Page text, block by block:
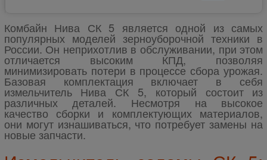
Комбайн Нива СК 5 является одной из самых
популярных моделей зерноуборочной техники в
России. Он неприхотлив в обслуживании, при этом
отличается высоким КПД, позволяя
минимизировать потери в процессе сбора урожая.
Базовая комплектация включает в себя
измельчитель Нива СК 5, который состоит из
различных деталей. Несмотря на высокое
качество сборки и комплектующих материалов,
они могут изнашиваться, что потребует замены на
новые запчасти.